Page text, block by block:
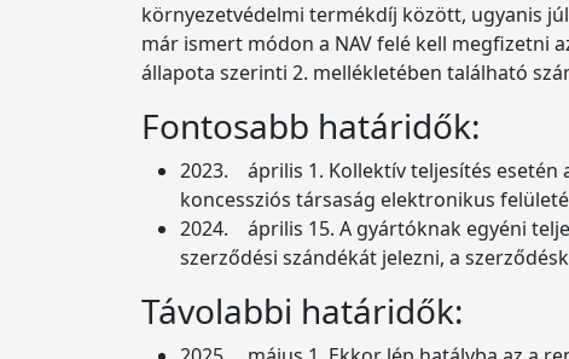
környezetvédelmi termékdíj között, ugyanis
már ismert módon a NAV felé kell megfizetni
állapota szerinti 2. mellékletében található
Fontosabb határidők:
2023. április 1. Kollektív teljesítés esetén
koncessziós társaság elektronikus
2024. április 15. A gyártóknak egyéni
szerződési szándékát jelezni, a
Távolabbi határidők: